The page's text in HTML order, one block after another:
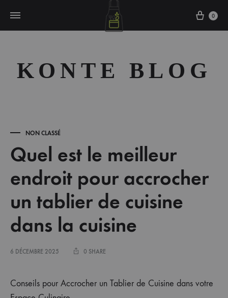
Cart
0
KONTE BLOG
NON CLASSÉ
Quel est le meilleur
endroit pour accrocher
un tablier de cuisine
dans la cuisine
6 DÉCEMBRE 2025 0 SHARE
Conseils pour Accrocher un Tablier de Cuisine dans votre